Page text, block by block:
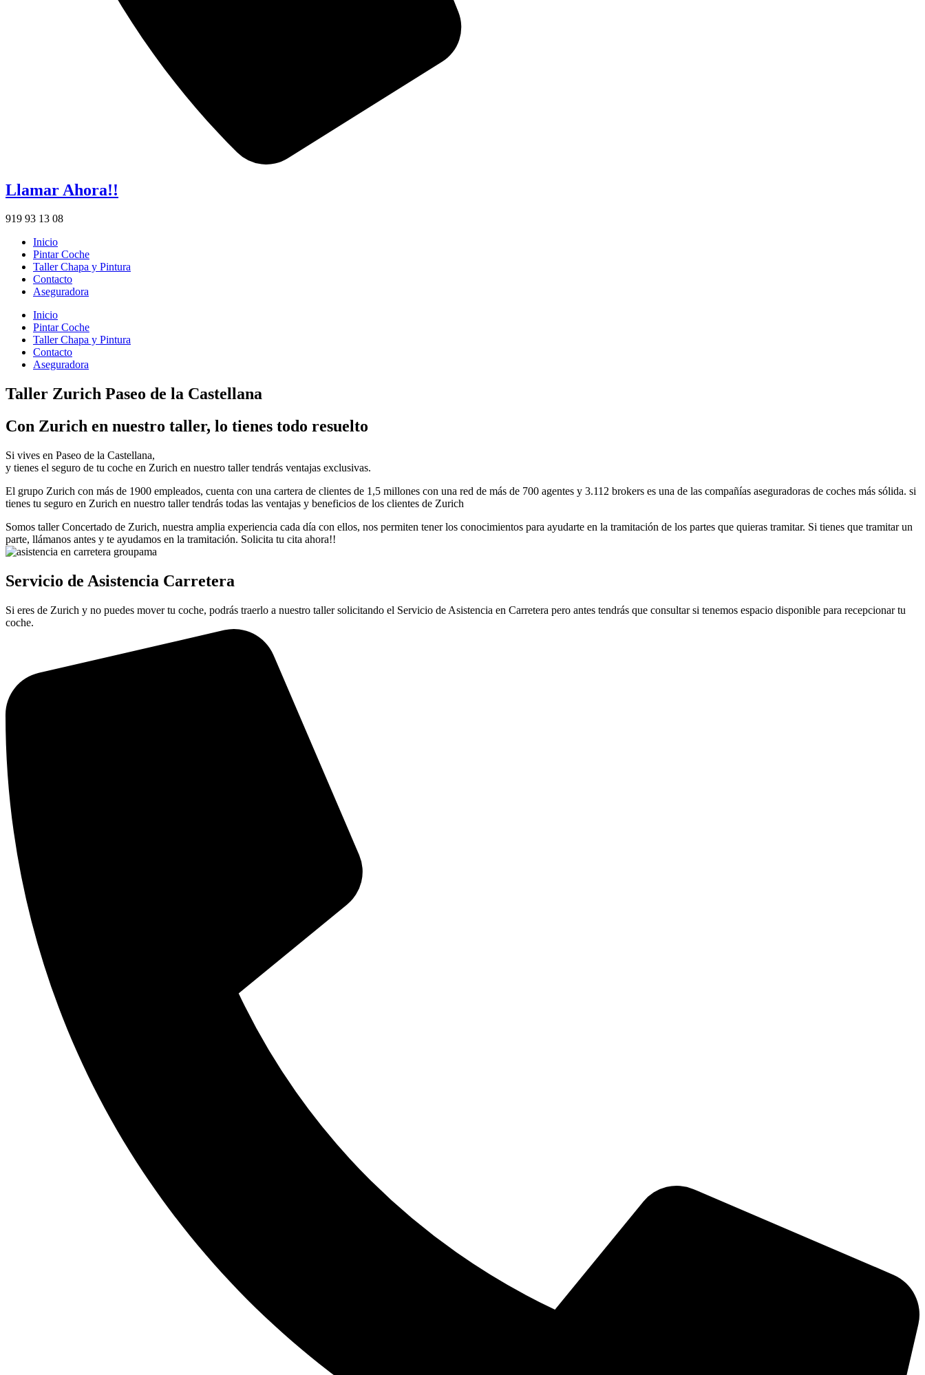
Llamar Ahora!!
919 93 13 08
Inicio
Pintar Coche
Taller Chapa y Pintura
Contacto
Aseguradora
Inicio
Pintar Coche
Taller Chapa y Pintura
Contacto
Aseguradora
Taller Zurich Paseo de la Castellana
Con Zurich en nuestro taller, lo tienes todo resuelto
Si vives en Paseo de la Castellana,
y tienes el seguro de tu coche en Zurich en nuestro taller tendrás ventajas exclusivas.
El grupo Zurich con más de 1900 empleados, cuenta con una cartera de clientes de 1,5 millones con una red de más de 700 agentes y 3.112 brokers es una de las compañías aseguradoras de coches más sólida. si
tienes tu seguro en Zurich en nuestro taller tendrás todas las ventajas y beneficios de los clientes de Zurich
Somos taller Concertado de Zurich, nuestra amplia experiencia cada día con ellos, nos permiten tener los conocimientos para ayudarte en la tramitación de los partes que quieras tramitar. Si tienes que tramitar un
parte, llámanos antes y te ayudamos en la tramitación. Solicita tu cita ahora!!
Servicio de Asistencia Carretera
Si eres de Zurich y no puedes mover tu coche, podrás traerlo a nuestro taller solicitando el Servicio de Asistencia en Carretera pero antes tendrás que consultar si tenemos espacio disponible para recepcionar tu
coche.